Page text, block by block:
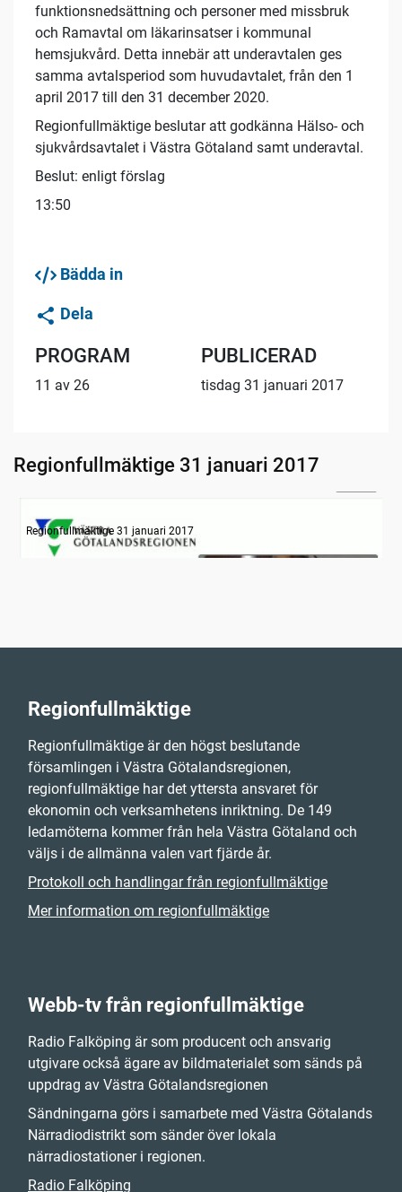
funktionsnedsättning och personer med missbruk
och Ramavtal om läkarinsatser i kommunal
hemsjukvård. Detta innebär att underavtalen ges
samma avtalsperiod som huvudavtalet, från den 1
april 2017 till den 31 december 2020.
Regionfullmäktige beslutar att godkänna Hälso- och
sjukvårdsavtalet i Västra Götaland samt underavtal.
Beslut: enligt förslag
13:50
Bädda in
Dela
PROGRAM
11 av 26
PUBLICERAD
tisdag 31 januari 2017
Regionfullmäktige 31 januari 2017
Information om dagens ärenden
Regionfullmäktige 31 januari 2017
Regionfullmäktige
Regionfullmäktige är den högst beslutande
församlingen i Västra Götalandsregionen,
regionfullmäktige har det yttersta ansvaret för
ekonomin och verksamhetens inriktning. De 149
ledamöterna kommer från hela Västra Götaland och
väljs i de allmänna valen vart fjärde år.
Protokoll och handlingar från regionfullmäktige
Mer information om regionfullmäktige
Webb-tv från regionfullmäktige
Radio Falköping är som producent och ansvarig
utgivare också ägare av bildmaterialet som sänds på
uppdrag av Västra Götalandsregionen
Sändningarna görs i samarbete med Västra Götalands
Närradiodistrikt som sänder över lokala
närradiostationer i regionen.
Radio Falköping